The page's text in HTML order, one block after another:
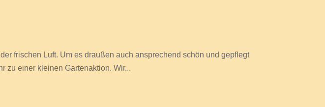
frischen Luft. Um es draußen auch ansprechend schön und gepflegt
zu einer kleinen Gartenaktion. Wir...